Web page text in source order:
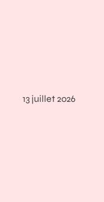
13 juillet 2026